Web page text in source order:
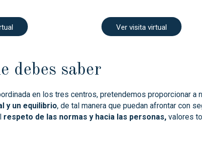
Ver visita virtual
debes saber
en los tres centros, pretendemos proporcionar
y un equilibrio, de tal manera que puedan afrontar con
respeto de las normas y hacia las personas, valores